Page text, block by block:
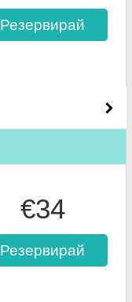
Резервирай
€34
Резервирай